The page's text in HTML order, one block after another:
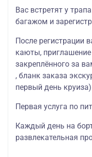
Вас встретят у
багажом и
После регистрации
каюты,
закреплённого за
, бланк заказа
первый день
Первая услуга по
Каждый день на
развлекательная